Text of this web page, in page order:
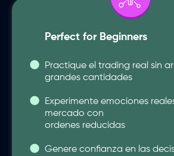
Perfect for Beginners
Practique el trading real sin
grandes cantidades
Experimente emociones
mercado con
ordenes reducidas
Genere confianza en las